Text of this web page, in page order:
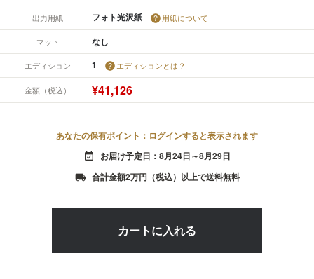
出力用紙 フォト光沢紙 用紙について
マット なし
エディション 1 エディションとは？
金額（税込） ¥41,126
あなたの保有ポイント：ログインすると表示されます
event_available お届け予定日：8月24日～8月29日
local_shipping 合計金額2万円（税込）以上で送料無料